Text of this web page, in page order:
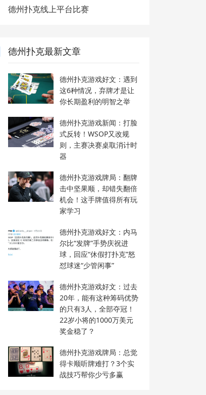
德州扑克线上平台比赛
德州扑克最新文章
德州扑克游戏好文：遇到
这6种情况，弃牌才是让
你长期盈利的明智之举
德州扑克游戏新闻：打脸
式反转！WSOP又改规
则，主赛决赛桌取消计时
器
德州扑克游戏牌局：翻牌
击中坚果顺，却错失翻倍
机会！这手牌值得所有玩
家学习
德州扑克游戏好文：内马
尔比“发牌”手势庆祝进
球，回应“休假打扑克”怒
怼球迷“少管闲事”
德州扑克游戏好文：过去
20年，能有这种筹码优势
的只有3人，全部夺冠！
22岁小将的1000万美元
奖金稳了？
德州扑克游戏牌局：总觉
得卡顺听牌难打？3个实
战技巧帮你少亏多赢